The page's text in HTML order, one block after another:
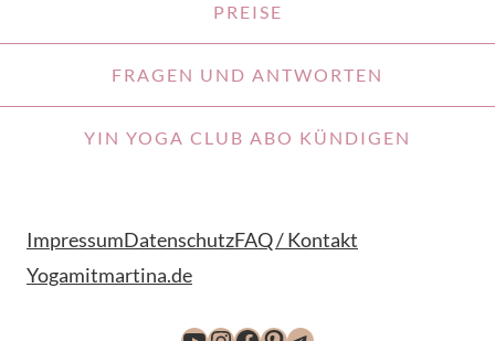
PREISE
FRAGEN UND ANTWORTEN
YIN YOGA CLUB ABO KÜNDIGEN
ImpressumDatenschutzFAQ / Kontakt
Yogamitmartina.de